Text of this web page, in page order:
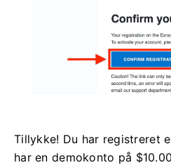
Tillykke! Du har registreret
har en demokonto på